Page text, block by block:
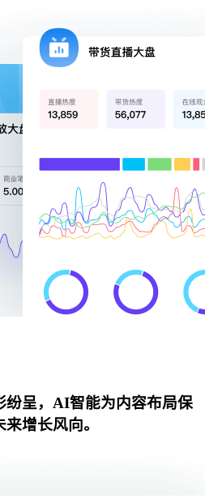
纷呈，AI智能为内容布局保
增长风向。